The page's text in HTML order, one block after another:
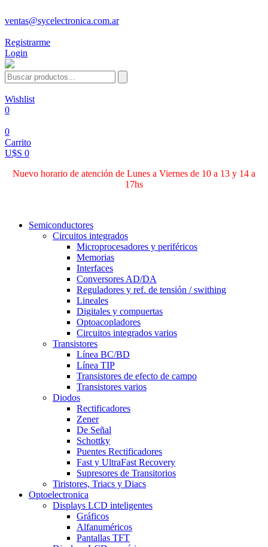
ventas@sycelectronica.com.ar
Registrarme
Login
Wishlist
0
0
Carrito
U$S 0
Nuevo horario de atención de Lunes a Viernes de 10 a 13 y 14 a
17hs
Semiconductores
Circuitos integrados
Microprocesadores y periféricos
Memorias
Interfaces
Conversores AD/DA
Reguladores y ref. de tensión / swithing
Lineales
Digitales y compuertas
Optoacopladores
Circuitos integrados varios
Transistores
Línea BC/BD
Línea TIP
Transistores de efecto de campo
Transistores varios
Diodos
Rectificadores
Zener
De Señal
Schottky
Puentes Rectificadores
Fast y UltraFast Recovery
Supresores de Transitorios
Tiristores, Triacs y Diacs
Optoelectronica
Displays LCD inteligentes
Gráficos
Alfanuméricos
Pantallas TFT